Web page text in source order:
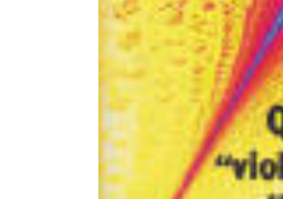
LEGGI